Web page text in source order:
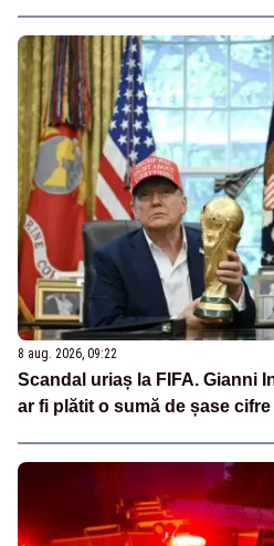
8 aug. 2026, 09:22
Scandal uriaș la FIFA. Gianni
ar fi plătit o sumă de șase